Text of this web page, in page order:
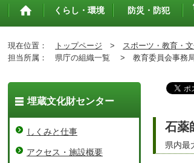
トップペ
くらし・環境 防災・防犯
現在位置： トップページ > スポーツ・教育・
担当所属：
県庁の組織一覧 > 教育委員会事
石薬
県内最
埋蔵文化財センター
しくみと仕事
アクセス・施設概要